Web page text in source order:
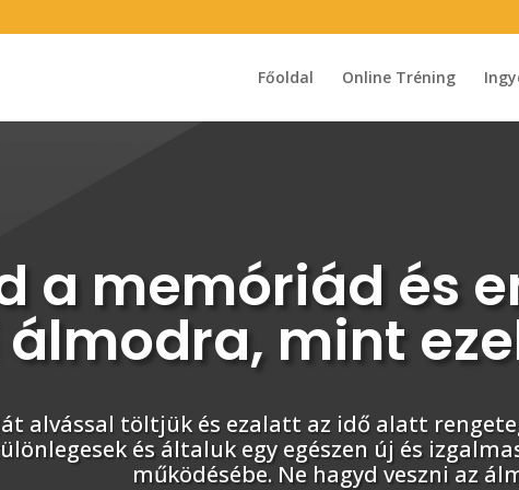
Főoldal Online Tréning
a memóriád és
mint
alvással töltjük és ezalatt az idő alatt
és általuk egy egészen új és
működésébe. Ne hagyd veszni az